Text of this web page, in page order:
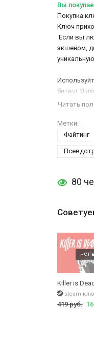
Вы
Покупка
Ключ
Если вы
экшеном,
битвы.
бойцов. А
Читать
Метки:
Файтинг
80
Killer is
steam
419 руб.